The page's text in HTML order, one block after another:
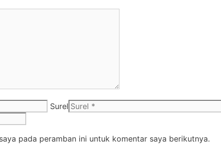
Surel
pada peramban ini untuk komentar saya berikutnya.